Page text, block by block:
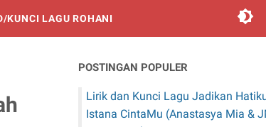
KUNCI LAGU ROHANI
POSTINGAN POPULER
Lirik dan Kunci Lagu Jadikan
Istana CintaMu (Anastasya Mia &